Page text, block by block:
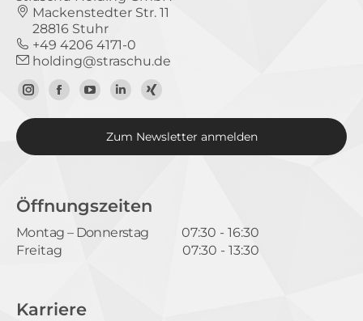
Mackenstedter Str. 11
28816 Stuhr
+49 4206 4171-0
holding@straschu.de
Zum
Instagram-
Zur
Facebook-
Zum
YouTube-
Kanal
Zum
LinkedIn-
Profil
Zum
Xing-
Profil
Zum Newsletter anmelden
Öffnungszeiten
Montag – Donnerstag
07:30 - 16:30
Freitag
07:30 - 13:30
Karriere